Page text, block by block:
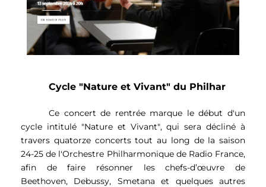
Cycle "Nature et Vivant" du Philhar
Ce concert de rentrée marque le début d'un
cycle intitulé "Nature et Vivant", qui sera décliné à
travers quatorze concerts tout au long de la saison
24-25 de l'Orchestre Philharmonique de Radio France,
afin de faire résonner les chefs-d’œuvre de
Beethoven, Debussy, Smetana et quelques autres